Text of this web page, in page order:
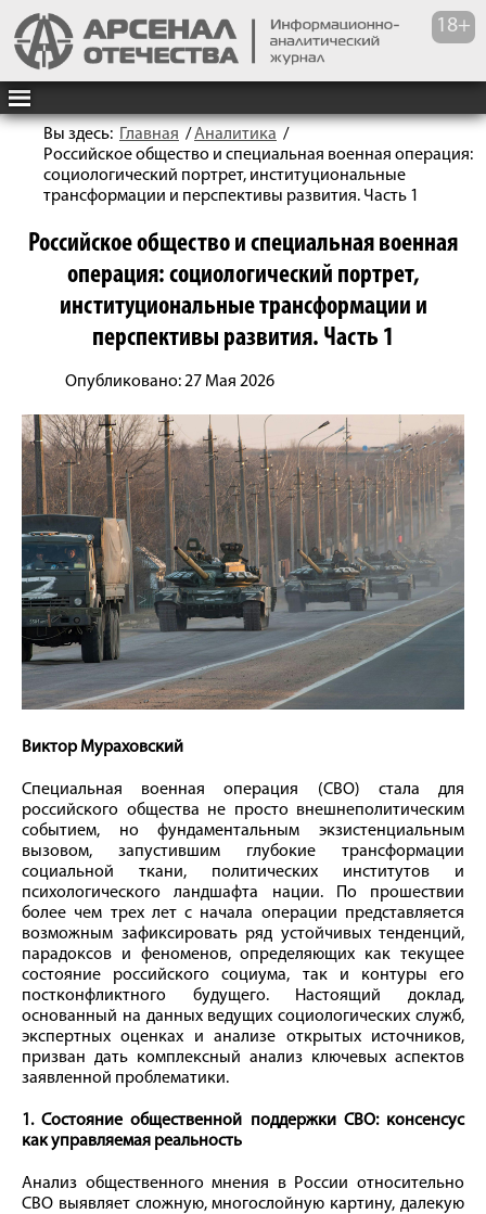
Вы здесь: Главная /Аналитика /
Российское общество и специальная военная операция:
социологический портрет, институциональные
трансформации и перспективы развития. Часть 1
Российское общество и специальная военная
операция: социологический портрет,
институциональные трансформации и
перспективы развития. Часть 1
Опубликовано: 27 Мая 2026
Виктор Мураховский
Специальная военная операция (СВО) стала для
российского общества не просто внешнеполитическим
событием, но фундаментальным экзистенциальным
вызовом, запустившим глубокие трансформации
социальной ткани, политических институтов и
психологического ландшафта нации. По прошествии
более чем трех лет с начала операции представляется
возможным зафиксировать ряд устойчивых тенденций,
парадоксов и феноменов, определяющих как текущее
состояние российского социума, так и контуры его
постконфликтного будущего. Настоящий доклад,
основанный на данных ведущих социологических служб,
экспертных оценках и анализе открытых источников,
призван дать комплексный анализ ключевых аспектов
заявленной проблематики.
1. Состояние общественной поддержки СВО: консенсус
как управляемая реальность
Анализ общественного мнения в России относительно
СВО выявляет сложную, многослойную картину, далекую